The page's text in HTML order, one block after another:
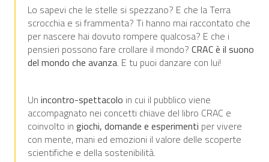
Lo sapevi che le stelle si spezzano? E che la Terra
scrocchia e si frammenta? Ti hanno mai raccontato che
per nascere hai dovuto rompere qualcosa? E che i
pensieri possono fare crollare il mondo?CRAC è il suono
del mondo che avanza. E tu puoi danzare con lui!
Unincontro-spettacolo in cui il pubblico viene
accompagnato nei concetti chiave del libro CRAC e
coinvolto ingiochi, domande e esperimenti per vivere
con mente, mani ed emozioni il valore delle scoperte
scientifiche e della sostenibilità.